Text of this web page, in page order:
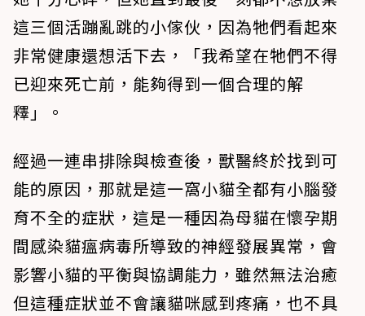
這三個活蹦亂跳的小傢伙，因為牠們看起來
非常健康還想活下去，「我希望在牠們不得
已迎來死亡前，能夠得到一個合理的解
釋」。
經過一連串排除與檢查後，獸醫終於找到可
能的原因，那就是這一窩小貓全都有小腦發
育不全的症狀，這是一種因為母貓在懷孕期
間感染貓瘟病毒所導致的神經發展異常，會
影響小貓的平衡與協調能力，雖然無法治癒
但這種症狀並不會讓貓咪感到疼痛，也不具